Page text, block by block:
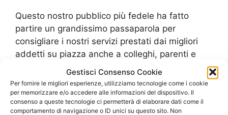
Gestisci Consenso Cookie
Per fornire le migliori esperienze, utilizziamo tecnologie come i cookie
per memorizzare e/o accedere alle informazioni del dispositivo. Il
consenso a queste tecnologie ci permetterà di elaborare dati come il
comportamento di navigazione o ID unici su questo sito. Non
Questo nostro pubblico più fedele ha fatto
partire un grandissimo passaparola per
consigliare i nostri servizi prestati dai migliori
addetti su piazza anche a colleghi, parenti e
amici che sono alla ricerca del top per la loro
caldaia.
in breve tempo, il nostro giro di contatti è